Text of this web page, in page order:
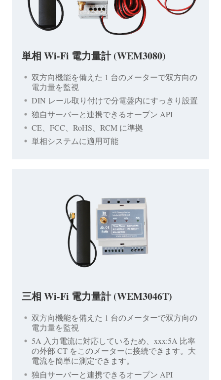
単相 Wi-Fi 電力量計 (WEM3080)
双方向機能を備えた 1 台のメーターで双方向の
電力量を監視
DIN レール取り付けで分電盤内にすっきり設置
独自サーバーと連携できるオープン API
CE、FCC、RoHS、RCM に準拠
単相システムに適用可能
三相 Wi-Fi 電力量計 (WEM3046T)
双方向機能を備えた 1 台のメーターで双方向の
電力量を監視
5A 入力電流に対応しているため、xxx:5A 比率
の外部 CT をこのメーターに接続できます。大
電流を簡単に測定できます。
独自サーバーと連携できるオープン API